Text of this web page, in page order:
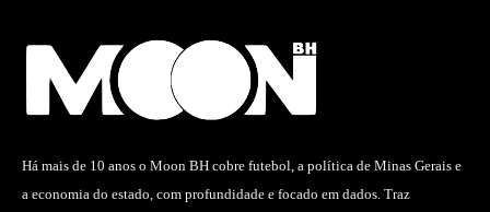
Há mais de 10 anos o Moon BH cobre futebol, a política de Minas Gerais e
a economia do estado, com profundidade e focado em dados. Traz